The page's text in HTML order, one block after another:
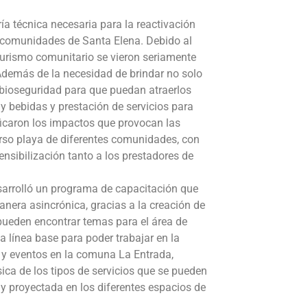
técnica necesaria para la reactivación
de Santa Elena. Debido al
comunitario se vieron seriamente
de la necesidad de brindar no solo
para que puedan atraerlos
bebidas y prestación de servicios para
los impactos que provocan las
playa de diferentes comunidades, con
tanto a los prestadores de
un programa de capacitación que
asincrónica, gracias a la creación de
encontrar temas para el área de
línea base para poder trabajar en la
eventos en la comuna La Entrada,
de los tipos de servicios que se pueden
proyectada en los diferentes espacios de